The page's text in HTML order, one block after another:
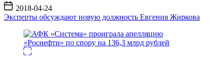
Дата
записи
2018-04-24
Эксперты обсуждают новую должность Евгения Жиркова